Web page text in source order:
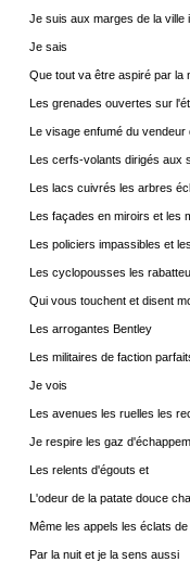
Je suis aux marges de la ville
Je sais
Que tout va être aspiré par la
Les grenades ouvertes sur
Le visage enfumé du vendeur
Les cerfs-volants dirigés aux
Les lacs cuivrés les arbres
Les façades en miroirs et les
Les policiers impassibles et
Les cyclopousses les
Qui vous touchent et disent
Les arrogantes Bentley
Les militaires de faction
Je vois
Les avenues les ruelles les
Je respire les gaz
Les relents d'égouts et
L'odeur de la patate douce
Même les appels les éclats
Par la nuit et je la sens aussi